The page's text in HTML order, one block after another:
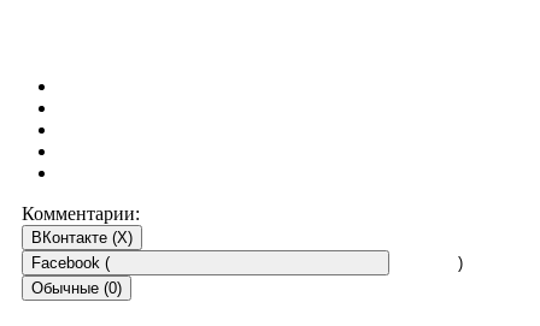
Комментарии:
ВКонтакте (X)
Facebook (
)
Обычные (0)